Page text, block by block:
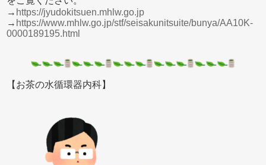
→ https://jyudokitsuen.mhlw.go.jp
→ https://www.mhlw.go.jp/stf/seisakunitsuite/bunya/AA10K-
0000189195.html
【お茶の水循環器内科】